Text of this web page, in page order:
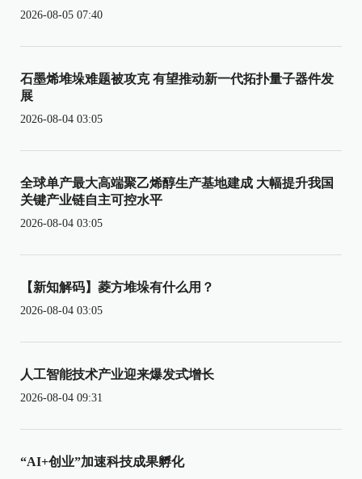
2026-08-05 07:40
石墨烯堆垛难题被攻克 有望推动新一代拓扑量子器件发
展
2026-08-04 03:05
全球单产最大高端聚乙烯醇生产基地建成 大幅提升我国
关键产业链自主可控水平
2026-08-04 03:05
【新知解码】菱方堆垛有什么用？
2026-08-04 03:05
人工智能技术产业迎来爆发式增长
2026-08-04 09:31
“AI+创业”加速科技成果孵化